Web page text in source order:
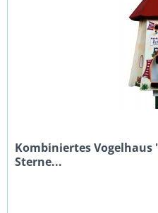
Kombiniertes
Sterne...